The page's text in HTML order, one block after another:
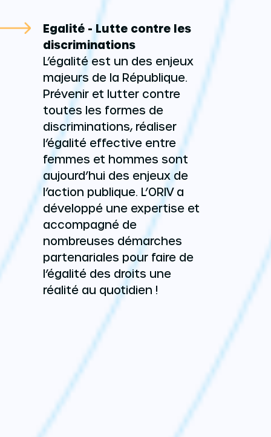
Egalité - Lutte contre les
discriminations
L’égalité est un des enjeux
majeurs de la République.
Prévenir et lutter contre
toutes les formes de
discriminations, réaliser
l’égalité effective entre
femmes et hommes sont
aujourd’hui des enjeux de
l’action publique. L’ORIV a
développé une expertise et
accompagné de
nombreuses démarches
partenariales pour faire de
l’égalité des droits une
réalité au quotidien !